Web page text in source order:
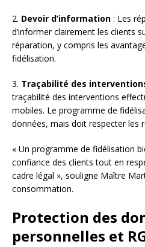
2. Devoir d’information : Les
d’informer clairement les clients
réparation, y compris les
fidélisation.
3. Traçabilité des
traçabilité des interventions
mobiles. Le programme de
données, mais doit respecter les
« Un programme de fidélisation
confiance des clients tout en
cadre légal », souligne Maître
consommation.
Protection des
personnelles et